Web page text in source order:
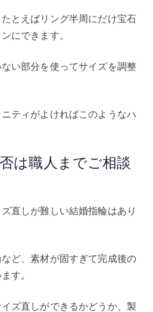
とえばリング半周にだけ宝石
にできます。
い部分を使ってサイズを調整
ティがよければこのようなハ
は職人までご相談
直しが難しい結婚指輪はあり
ど、素材が固すぎて完成後の
す。
ズ直しができるかどうか、製